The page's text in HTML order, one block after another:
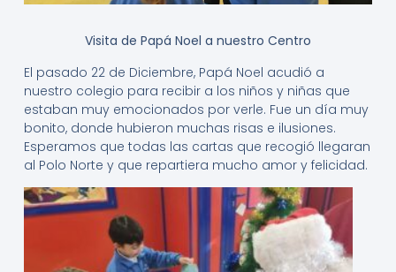
Visita de Papá Noel a nuestro Centro
El pasado 22 de Diciembre, Papá Noel acudió a
nuestro colegio para recibir a los niños y niñas que
estaban muy emocionados por verle. Fue un día muy
bonito, donde hubieron muchas risas e ilusiones.
Esperamos que todas las cartas que recogió llegaran
al Polo Norte y que repartiera mucho amor y felicidad.